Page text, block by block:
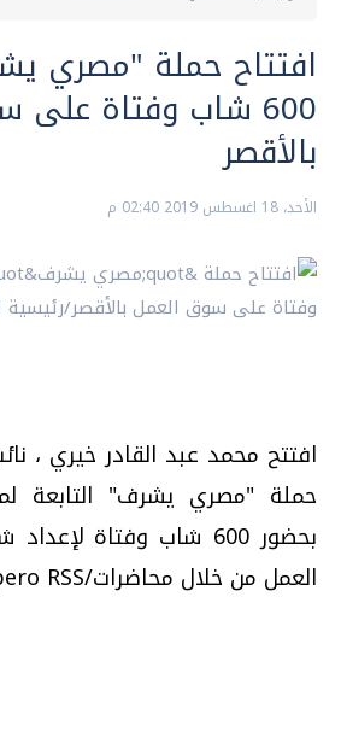
افتتاح حملة "مصري
600 شاب وفتاة
بالأقصر
الأحد، 18 اغسطس 2019 02:40 م
افتتح محمد عبد القادر خيري ،
حملة "مصري يشرف" التابعة
بحضور 600 شاب وفتاة
العمل من خلال محاضرات/Maspero RSS